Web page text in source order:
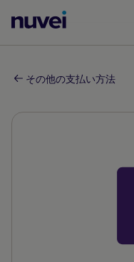
ホ
ム
その他の支払い方法